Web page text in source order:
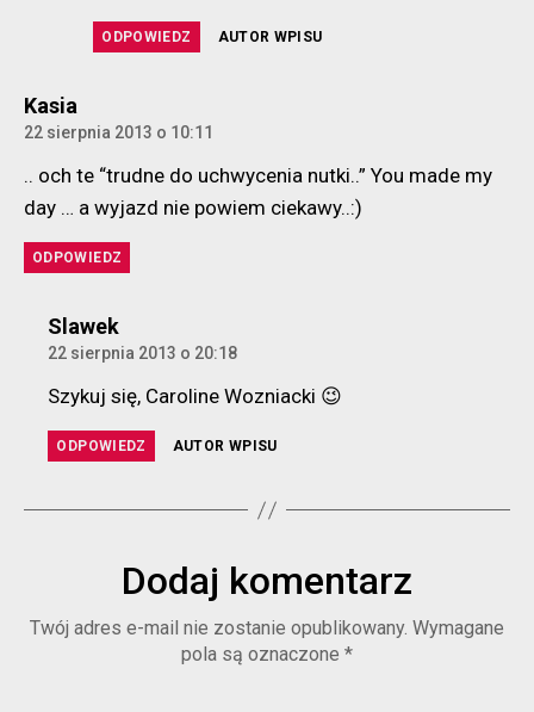
ODPOWIEDZ AUTOR WPISU
Kasia
22 sierpnia 2013 o 10:11
.. och te “trudne do uchwycenia nutki..” You made my
day … a wyjazd nie powiem ciekawy..:)
ODPOWIEDZ
Slawekkomentarz:
22 sierpnia 2013 o 20:18
Szykuj się, Caroline Wozniacki 😉
ODPOWIEDZ AUTOR WPISU
Dodaj komentarz
Twój adres e-mail nie zostanie opublikowany. Wymagane
pola są oznaczone *